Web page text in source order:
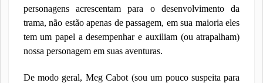
personagens acrescentam para o desenvolvimento da
trama, não estão apenas de passagem, em sua maioria eles
tem um papel a desempenhar e auxiliam (ou atrapalham)
nossa personagem em suas aventuras.
De modo geral, Meg Cabot (sou um pouco suspeita para